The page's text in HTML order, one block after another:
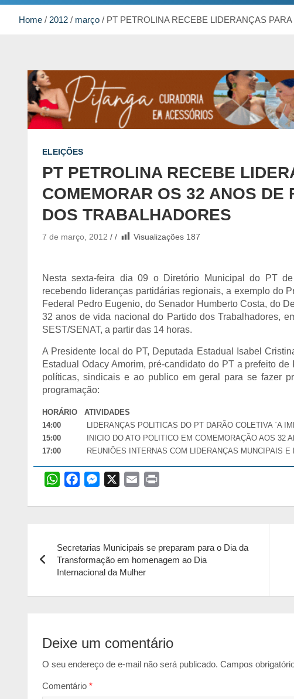
Home 2012 março PT PETROLINA RECEBE LIDERANÇAS
ELEIÇÕES
PT PETROLINA RECEBE
COMEMORAR OS 32 ANOS DE
DOS TRABALHADORES
7 de março, 2012 Visualizações 187
Nesta sexta-feira dia 09 o Diretório Municipal do PT
recebendo lideranças partidárias regionais, a exemplo do
Federal Pedro Eugenio, do Senador Humberto Costa, do
32 anos de vida nacional do Partido dos Trabalhadores,
SEST/SENAT, a partir das 14 horas.
A Presidente local do PT, Deputada Estadual Isabel
Estadual Odacy Amorim, pré-candidato do PT a prefeito
políticas, sindicais e ao publico em geral para se fazer
programação:
HORÁRIO ATIVIDADES
14:00
LIDERANÇAS POLITICAS DO PT DARÃO COLETIVA `A
15:00
INICIO DO ATO POLITICO EM COMEMORAÇÃO AOS 32
17:00
REUNIÕES INTERNAS COM LIDERANÇAS MUNCIPAIS
W
a
A
p
c
o
o
s
g
a
i
de
Secretarias Municipais se preparam para o Dia da
Transformação em homenagem ao Dia
Internacional da Mulher
Deixe um comentário
O seu endereço de e-mail não será publicado. Campos
Comentário *